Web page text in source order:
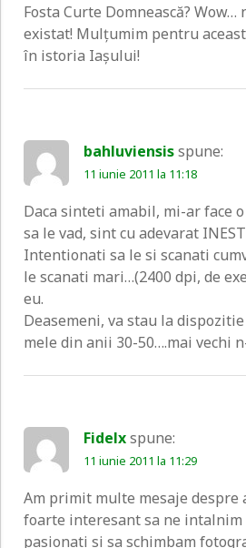
Fosta Curte Domnească? Wow…
existat! Mulţumim pentru
în istoria Iaşului!
bahluviensisspune:
11 iunie 2011 la 11:18
Daca sinteti amabil, mi-ar face
sa le vad, sint cu adevarat
Intentionati sa le si scanati
le scanati mari…(2400 dpi, de
eu.
Deasemeni, va stau la
mele din anii 30-50….mai vechi
Fidelxspune:
11 iunie 2011 la 11:29
Am primit multe mesaje despre
foarte interesant sa ne
pasionati si sa schimbam